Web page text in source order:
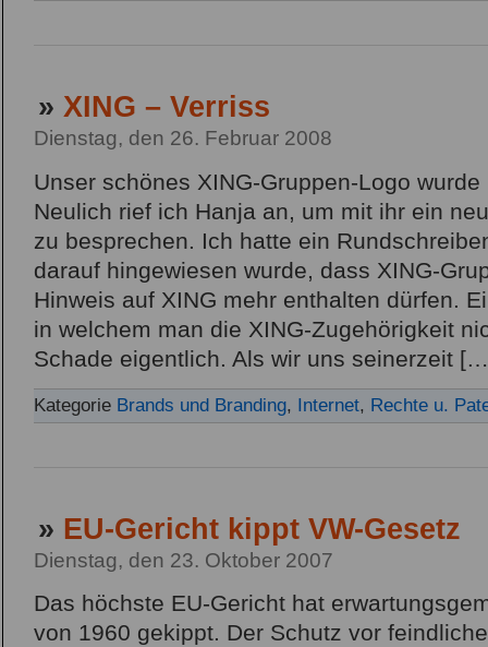
» XING – Verriss
Dienstag, den 26. Februar 2008
Unser schönes XING-Gruppen-Logo
Neulich rief ich Hanja an, um mit ihr ein
zu besprechen. Ich hatte ein
darauf hingewiesen wurde, dass XING-
Hinweis auf XING mehr enthalten dürfen.
in welchem man die XING-Zugehörigkeit
Schade eigentlich. Als wir uns seinerzeit
Kategorie Brands und Branding, Internet, Rechte u.
» EU-Gericht kippt VW-Gesetz
Dienstag, den 23. Oktober 2007
Das höchste EU-Gericht hat
von 1960 gekippt. Der Schutz vor